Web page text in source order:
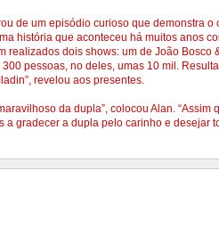
de um episódio curioso que demonstra o
história que aconteceu há muitos anos
realizados dois shows: um de João Bosco
pessoas, no deles, umas 10 mil.
revelou aos presentes.
da dupla”, colocou Alan. “Assim
a gradecer a dupla pelo carinho e desejar